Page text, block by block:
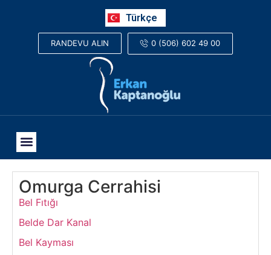
Türkçe
العربية
RANDEVU ALIN 0 (506) 602 49 00
Omurga Cerrahisi
Bel Fıtığı
Belde Dar Kanal
Bel Kayması